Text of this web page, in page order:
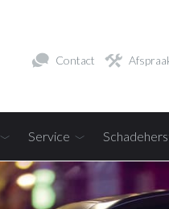
Contact
Service